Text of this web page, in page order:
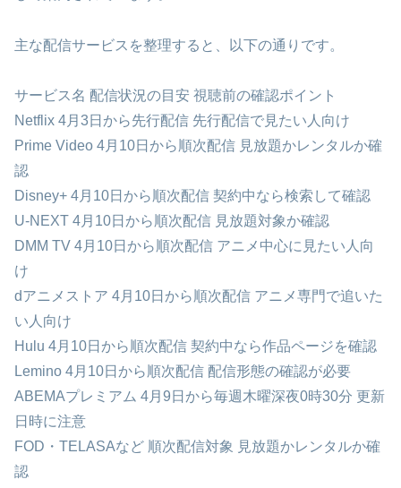
主な配信サービスを整理すると、以下の通りです。
サービス名 配信状況の目安 視聴前の確認ポイント
Netflix 4月3日から先行配信 先行配信で見たい人向け
Prime Video 4月10日から順次配信 見放題かレンタルか確
認
Disney+ 4月10日から順次配信 契約中なら検索して確認
U-NEXT 4月10日から順次配信 見放題対象か確認
DMM TV 4月10日から順次配信 アニメ中心に見たい人向
け
dアニメストア 4月10日から順次配信 アニメ専門で追いた
い人向け
Hulu 4月10日から順次配信 契約中なら作品ページを確認
Lemino 4月10日から順次配信 配信形態の確認が必要
ABEMAプレミアム 4月9日から毎週木曜深夜0時30分 更新
日時に注意
FOD・TELASAなど 順次配信対象 見放題かレンタルか確
認